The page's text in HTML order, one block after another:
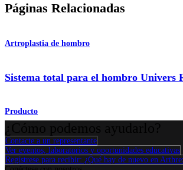
Páginas Relacionadas
Artroplastia de hombro
Sistema total para el hombro Univers
Producto
Contacte a un representante
Ver eventos, laboratorios y oportunidades educativas
Regístrese para recibir: ¿Qué hay de nuevo en